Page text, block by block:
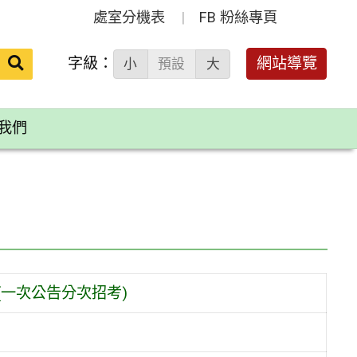
處室分機表 FB 粉絲專頁
送出 字級： 小 預設 大 網站導覽
們
次公告分次招考)